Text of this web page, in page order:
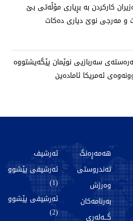
کارکردن بە بڕیاری مۆڵەتی بێ
و مەرجی نوێ دیاری دەکات
سەربازیی نوێمان پێگەیشتووە
ئەمریکا ئامادەین
هەمەڕەنگ
تەندروستی
وەرزش
بەرنامەکان
گـــەلەری
ئەرشیف
ئەرشیفی پێشوو
(1)
ئەرشیفی پێشوو
(2)